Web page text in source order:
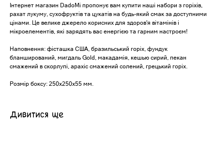
Інтернет магазин DadoMi пропонує вам купити наші набори з горіхів,
рахат лукуму, сухофруктів та цукатів на будь-який смак за доступними
цінами. Це велике джерело корисних для здоров'я вітамінів і
мікроелементів, які зарядять вас енергією та гарним настроєм!
Наповнення: фісташка США, бразильський горіх, фундук
бланширований, мигдаль Gold, макадамія, кешью сирий, пекан
смажений в скорлупі, арахіс смажений солений, грецький горіх.
Розмір боксу: 250х250х55 мм.
Дивитися ще